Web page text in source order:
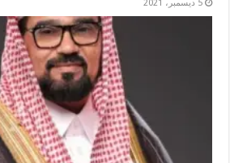
5 ديسمبر، 2021